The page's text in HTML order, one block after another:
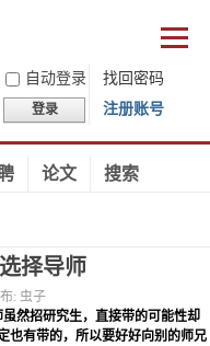
自动登录
找回密码
登录 注册账号
论文 搜索
择导师
: 虫子
然招研究生，直接带的可能性却
也有带的，所以要好好向别的师兄